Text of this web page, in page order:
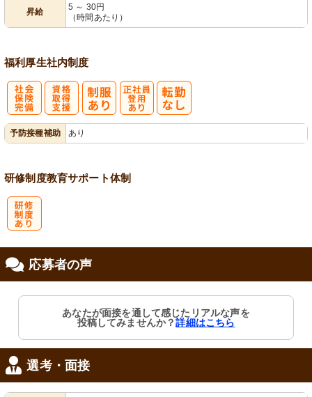
昇給
5 ～ 30円
（時間あたり）
福利厚生社内制度
予防接種補助 あり
研修制度教育サポート体制
応募者の声
あなたが面接を通して感じたリアルな声を
投稿してみませんか？詳細はこちら
選考・面接